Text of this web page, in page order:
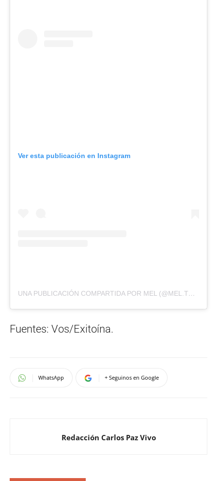
Ver esta publicación en Instagram
UNA PUBLICACIÓN COMPARTIDA POR MEL (@MEL.THOMP)
Fuentes: Vos/Exitoína.
WhatsApp + Seguinos en Google
Redacción Carlos Paz Vivo